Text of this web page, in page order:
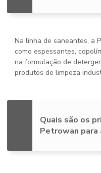
Na linha de saneantes, a
como espessantes,
na formulação de
produtos de limpeza
Quais são os
Petrowan